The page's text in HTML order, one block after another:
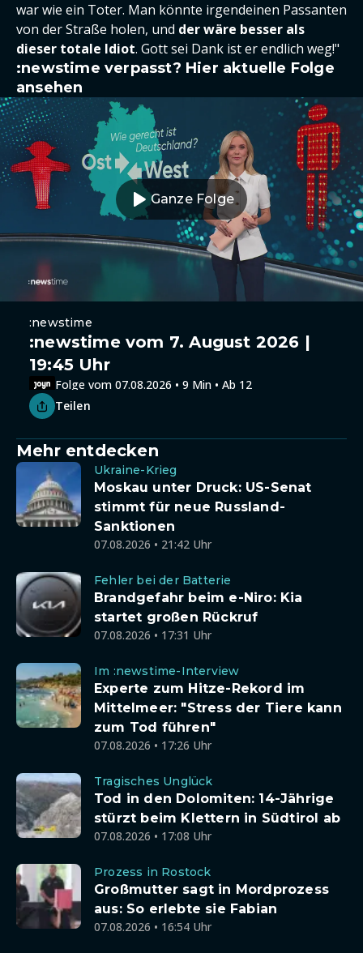
war wie ein Toter. Man könnte irgendeinen Passanten
von der Straße holen, und der wäre besser als
dieser totale Idiot. Gott sei Dank ist er endlich weg!"
:newstime verpasst? Hier aktuelle Folge
ansehen
Ganze Folge
:newstime
:newstime vom 7. August 2026 |
19:45 Uhr
Folge vom 07.08.2026 • 9 Min • Ab 12
Teilen
Mehr entdecken
Ukraine-Krieg
Moskau unter Druck: US-Senat
stimmt für neue Russland-
Sanktionen
07.08.2026 • 21:42 Uhr
Fehler bei der Batterie
Brandgefahr beim e-Niro: Kia
startet großen Rückruf
07.08.2026 • 17:31 Uhr
Im :newstime-Interview
Experte zum Hitze-Rekord im
Mittelmeer: "Stress der Tiere kann
zum Tod führen"
07.08.2026 • 17:26 Uhr
Tragisches Unglück
Tod in den Dolomiten: 14-Jährige
stürzt beim Klettern in Südtirol ab
07.08.2026 • 17:08 Uhr
Prozess in Rostock
Großmutter sagt in Mordprozess
aus: So erlebte sie Fabian
07.08.2026 • 16:54 Uhr